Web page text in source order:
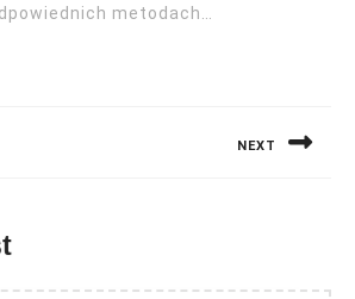
metodach…
NEXT